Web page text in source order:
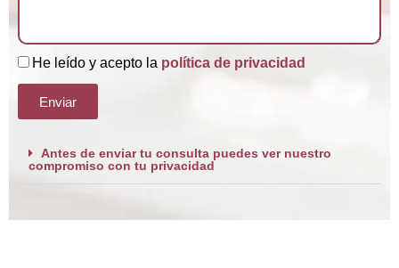
He leído y acepto la política de privacidad
Enviar
Antes de enviar tu consulta puedes ver nuestro
compromiso con tu privacidad